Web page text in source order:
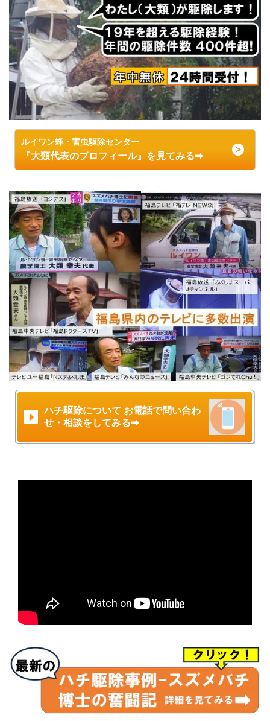
ルイワン蜂・害虫駆除センター
『大類代表のプロフィール』を見てみる➡
ハチ駆除について お電話で問い合わ
せ・相談をしてみる➡